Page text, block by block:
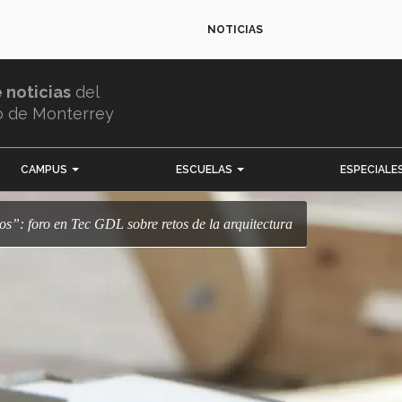
NOTICIAS
noticias del
de Monterrey
CAMPUS ESCUELAS
foro en Tec GDL sobre retos de la arquitectura